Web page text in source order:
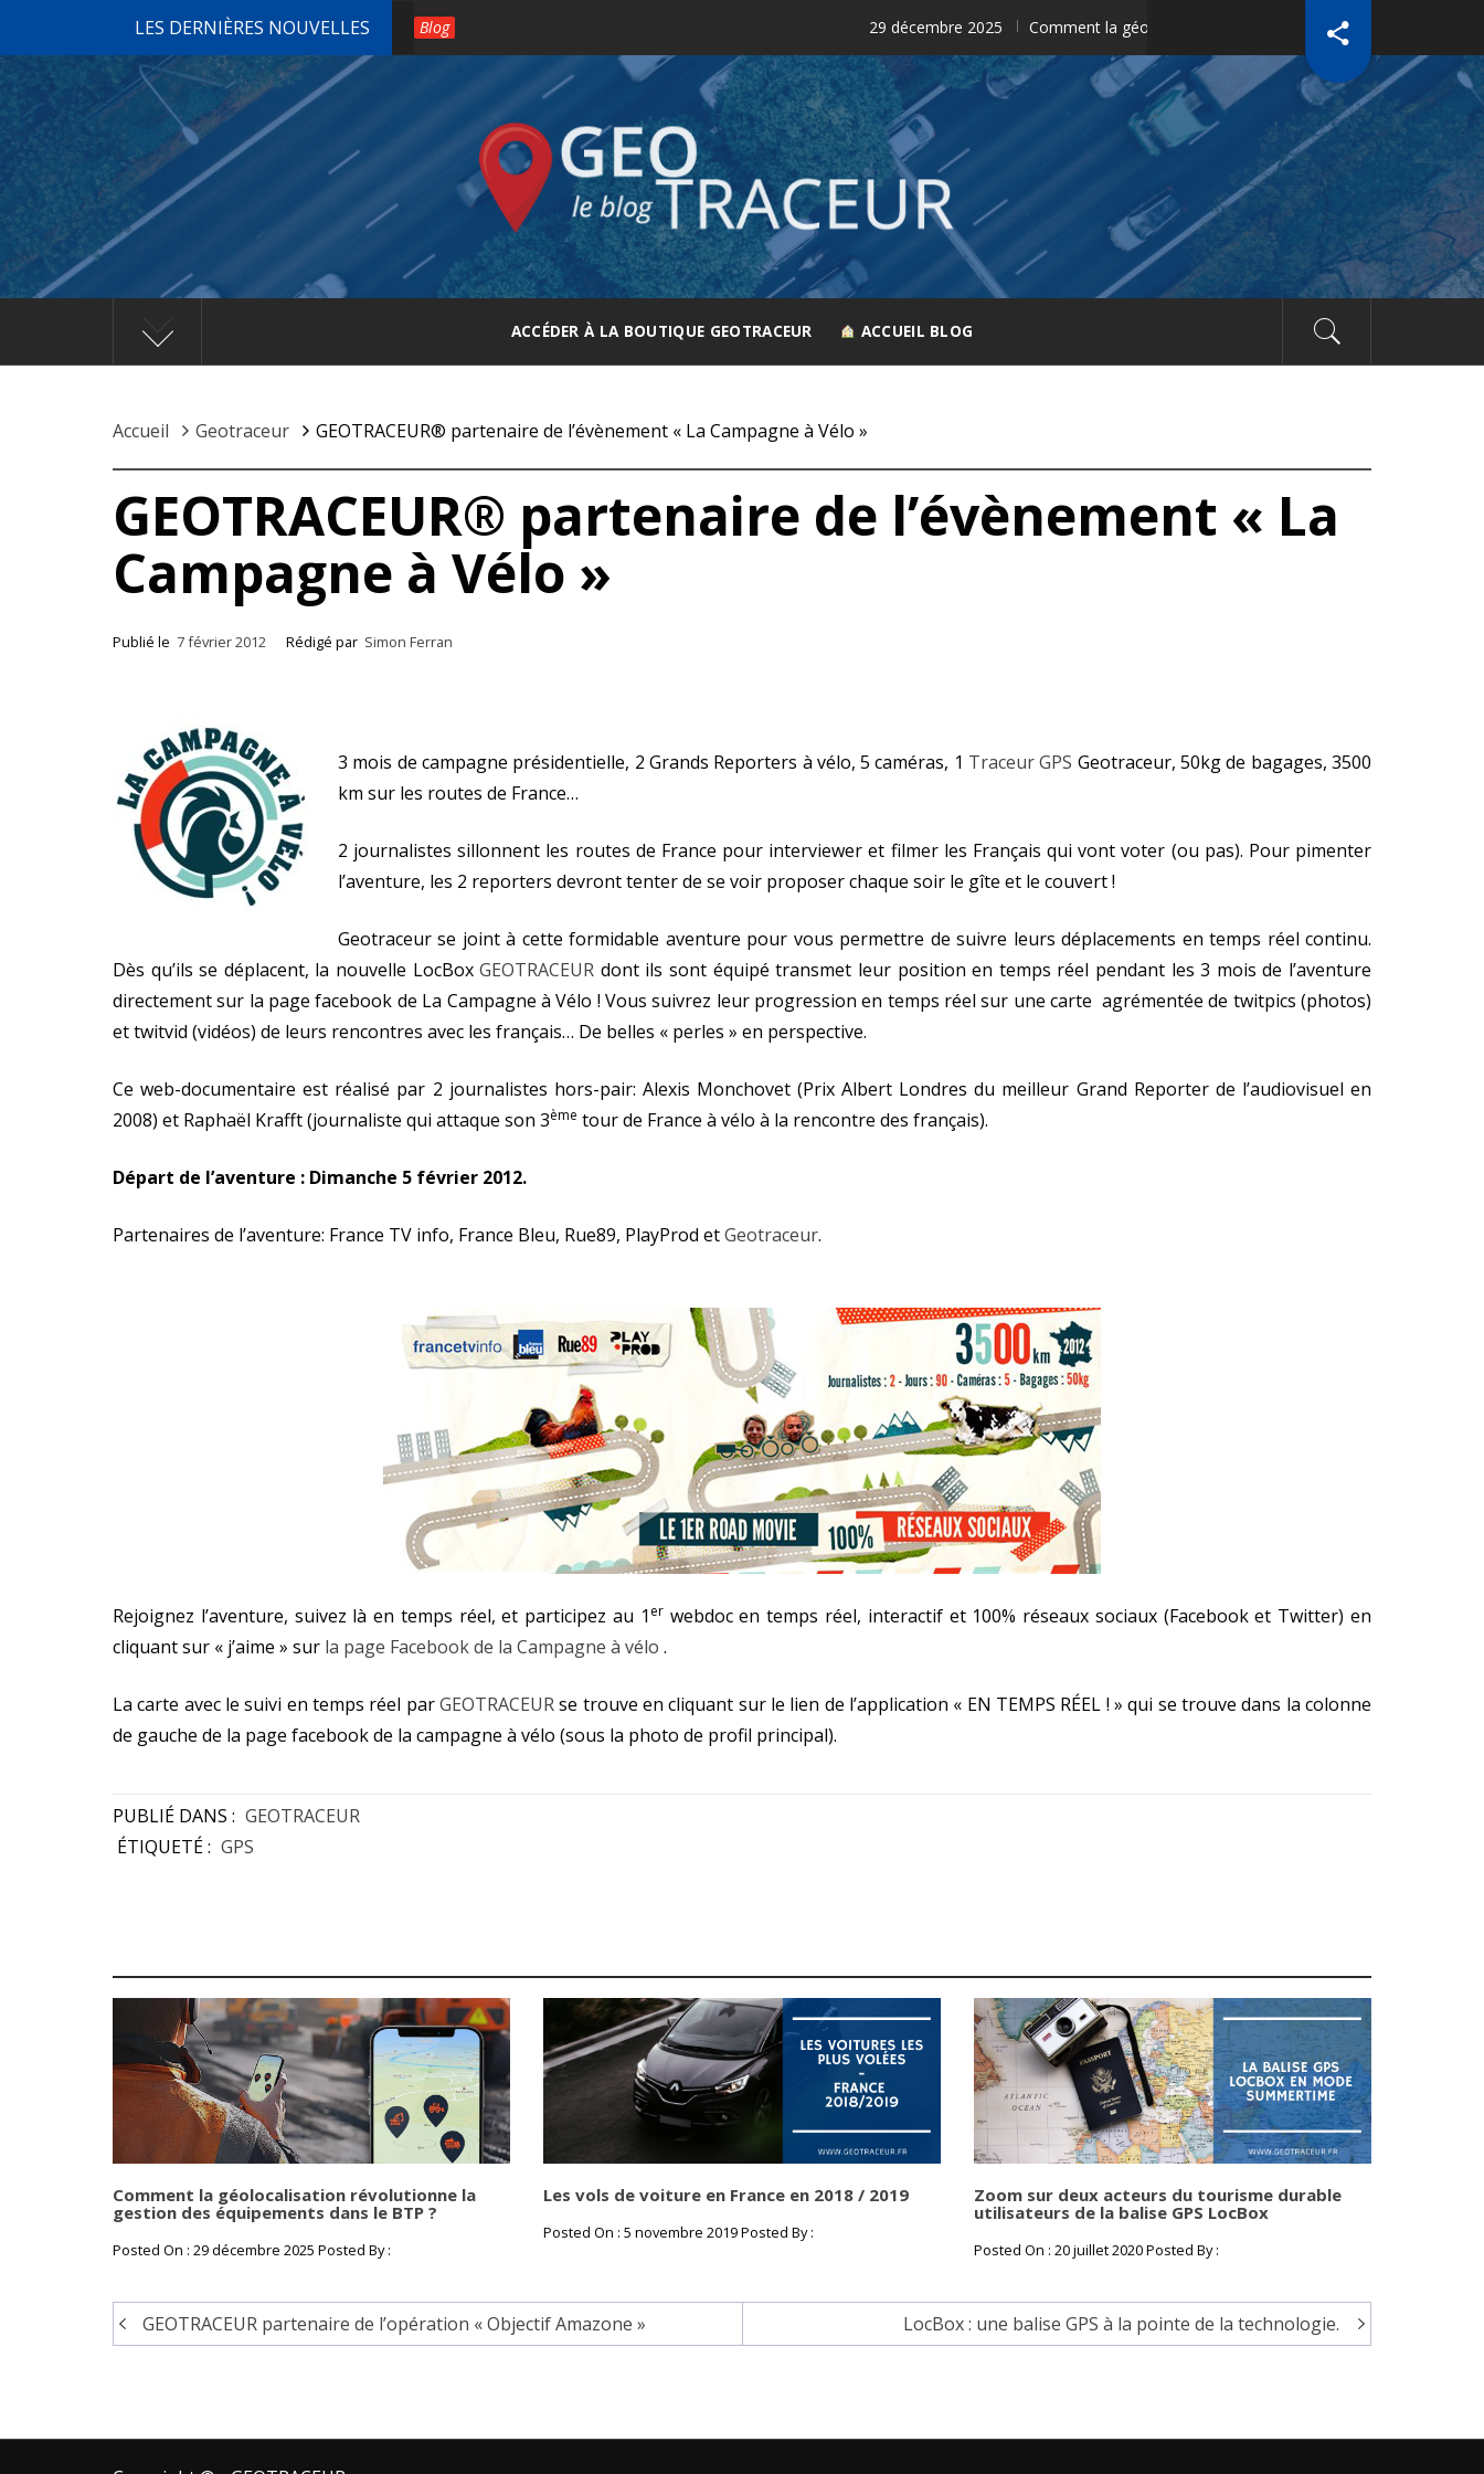
contenu
LES DERNIÈRES NOUVELLES Blog 29 décembre 2025 Comment la géolocalisation révolutionne la gestion des équipements
GEOTRACEUR
Le spécialiste de la géolocalisation
ACCÉDER À LA BOUTIQUE GEOTRACEUR ACCUEIL BLOG
Accueil Geotraceur GEOTRACEUR® partenaire de l’évènement « La Campagne à Vélo »
GEOTRACEUR® partenaire de l’évènement « La
Campagne à Vélo »
Publié le 7 février 2012 Rédigé par Simon Ferran
3 mois de campagne présidentielle, 2 Grands Reporters à vélo, 5 caméras, 1 Traceur GPS Geotraceur, 50kg de bagages, 3500
km sur les routes de France…
2 journalistes sillonnent les routes de France pour interviewer et filmer les Français qui vont voter (ou pas). Pour pimenter
l’aventure, les 2 reporters devront tenter de se voir proposer chaque soir le gîte et le couvert !
Geotraceur se joint à cette formidable aventure pour vous permettre de suivre leurs déplacements en temps réel continu.
Dès qu’ils se déplacent, la nouvelle LocBoxGEOTRACEUR dont ils sont équipé transmet leur position en temps réel pendant les 3 mois de l’aventure
directement sur la page facebook de La Campagne à Vélo ! Vous suivrez leur progression en temps réel sur une carte agrémentée de twitpics (photos)
et twitvid (vidéos) de leurs rencontres avec les français… De belles « perles » en perspective.
Ce web-documentaire est réalisé par 2 journalistes hors-pair: Alexis Monchovet (Prix Albert Londres du meilleur Grand Reporter de l’audiovisuel en
2008) et Raphaël Krafft (journaliste qui attaque son 3ème tour de France à vélo à la rencontre des français).
Départ de l’aventure : Dimanche 5 février 2012.
Partenaires de l’aventure: France TV info, France Bleu, Rue89, PlayProd etGeotraceur.
Rejoignez l’aventure, suivez là en temps réel, et participez au 1 erwebdoc en temps réel, interactif et 100% réseaux sociaux (Facebook et Twitter) en
cliquant sur « j’aime » sur la page Facebook de la Campagne à vélo .
La carte avec le suivi en temps réel parGEOTRACEURse trouve en cliquant sur le lien de l’application « EN TEMPS RÉEL ! » qui se trouve dans la colonne
de gauche de la page facebook de la campagne à vélo (sous la photo de profil principal).
PUBLIÉ DANS : GEOTRACEUR
ÉTIQUETÉ : GPS
Comment la géolocalisation révolutionne la
gestion des équipements dans le BTP ?
Posted On : 29 décembre 2025 Posted By :
Les vols de voiture en France en 2018 / 2019
Posted On : 5 novembre 2019 Posted By :
Zoom sur deux acteurs du tourisme durable
utilisateurs de la balise GPS LocBox
Posted On : 20 juillet 2020 Posted By :
Navigation
GEOTRACEUR partenaire de l’opération « Objectif Amazone » LocBox : une balise GPS à la pointe de la technologie.